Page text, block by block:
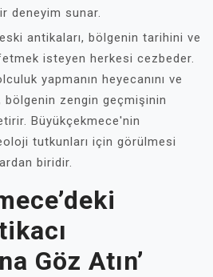
deneyim sunar.
antikaları, bölgenin tarihini ve
isteyen herkesi cezbeder.
yapmanın heyecanını ve
bölgenin zengin geçmişinin
Büyükçekmece'nin
tutkunları için görülmesi
biridir.
Göz Atın’